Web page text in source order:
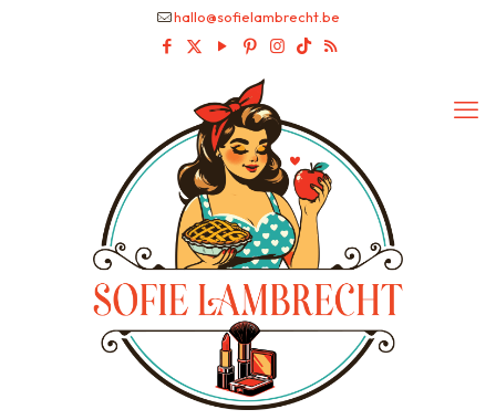
hallo@sofielambrecht.be